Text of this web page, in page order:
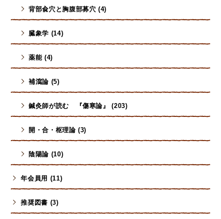
背部兪穴と胸腹部募穴 (4)
臓象学 (14)
薬能 (4)
補瀉論 (5)
鍼灸師が読む 『傷寒論』 (203)
開・合・枢理論 (3)
陰陽論 (10)
年会員用 (11)
推奨図書 (3)